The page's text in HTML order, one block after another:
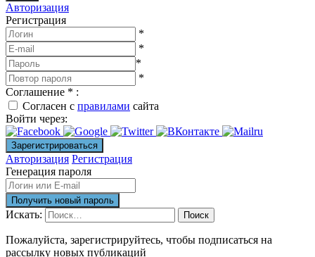
Авторизация
Регистрация
*
*
*
*
Соглашение * :
Согласен с правилами сайта
Войти через:
Авторизация Регистрация
Генерация пароля
Искать: Поиск
Пожалуйста, зарегистрируйтесь, чтобы подписаться на
рассылку новых публикаций